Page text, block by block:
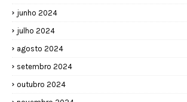
junho 2024
julho 2024
agosto 2024
setembro 2024
outubro 2024